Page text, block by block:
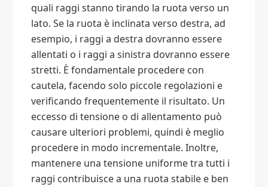
quali raggi stanno tirando la ruota verso un
lato. Se la ruota è inclinata verso destra, ad
esempio, i raggi a destra dovranno essere
allentati o i raggi a sinistra dovranno essere
stretti. È fondamentale procedere con
cautela, facendo solo piccole regolazioni e
verificando frequentemente il risultato. Un
eccesso di tensione o di allentamento può
causare ulteriori problemi, quindi è meglio
procedere in modo incrementale. Inoltre,
mantenere una tensione uniforme tra tutti i
raggi contribuisce a una ruota stabile e ben